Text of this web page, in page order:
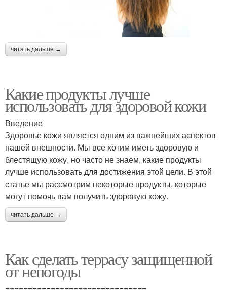
читать дальше →
Какие продукты лучше
использовать для здоровой кожи
Введение
Здоровье кожи является одним из важнейших аспектов
нашей внешности. Мы все хотим иметь здоровую и
блестящую кожу, но часто не знаем, какие продукты
лучше использовать для достижения этой цели. В этой
статье мы рассмотрим некоторые продукты, которые
могут помочь вам получить здоровую кожу.
читать дальше →
Как сделать террасу защищенной
от непогоды
===============================